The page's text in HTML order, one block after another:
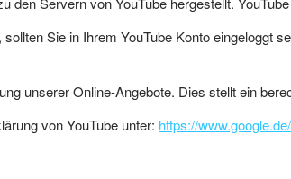
Sie in Ihrem YouTube Konto eingeloggt
unserer Online-Angebote. Dies stellt ein
von YouTube unter: https://